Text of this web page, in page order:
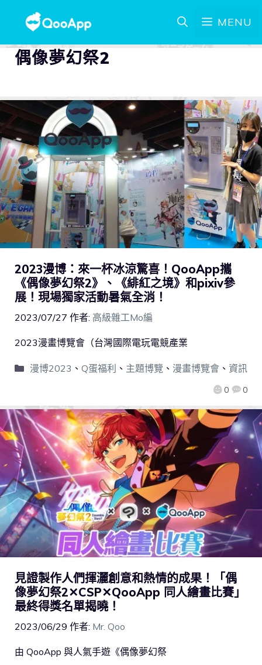
MENU
偶像夢幻祭2
2023漫博：來一杯冰涼驚喜！QooApp攜
《偶像夢幻祭2》、《緋紅之境》和pixiv參
展！現場獨家活動暑氣全消！
2023/07/27 作者: 高級雜工Mo編
0 0
2023漫畫博覽會（台灣國際電玩電競產業
漫博2023 、 Q蛋福利 、 主題博覽 、 漫畫博覽會、 資訊
見證製作人們揮灑創意和熱情的成果！「偶
像夢幻祭2✕CSP✕QooApp 同人繪畫比賽」
最終得獎名單揭曉！
2023/06/29 作者: Mr. Qoo
由 QooApp 與人氣手遊《偶像夢幻祭